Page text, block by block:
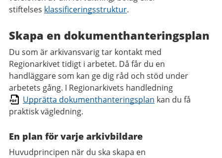
stiftelses klassificeringsstruktur.
Skapa en dokumenthanteringsplan
Du som är arkivansvarig tar kontakt med
Regionarkivet tidigt i arbetet. Då får du en
handläggare som kan ge dig råd och stöd under
arbetets gång. I Regionarkivets handledning
Upprätta dokumenthanteringsplan kan du få
praktisk vägledning.
En plan för varje arkivbildare
Huvudprincipen när du ska skapa en